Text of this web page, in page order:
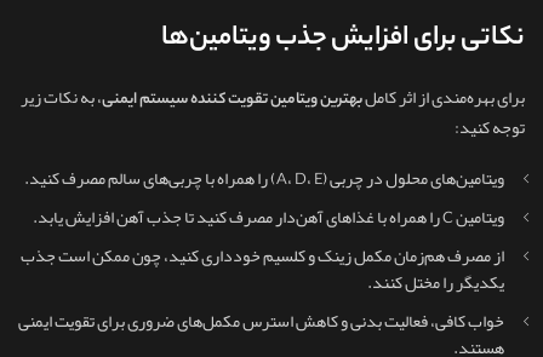
نکاتی برای افزایش جذب ویتامین‌ها
برای بهره‌مندی از اثر کاملبهترین ویتامین تقویت کننده سیستم ایمنی، به نکات زیر
توجه کنید:
ویتامین‌های محلول در چربی (A، D، E) را همراه با چربی‌های سالم مصرف کنید.
ویتامین C را همراه با غذاهای آهن‌دار مصرف کنید تا جذب آهن افزایش یابد.
از مصرف هم‌زمان مکمل زینک و کلسیم خودداری کنید، چون ممکن است جذب
یکدیگر را مختل کنند.
خواب کافی، فعالیت بدنی و کاهش استرس مکمل‌های ضروری برای تقویت ایمنی
هستند.